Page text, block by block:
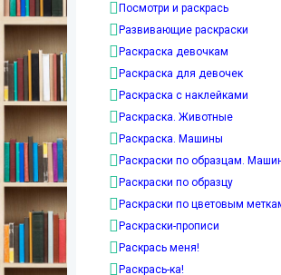
Посмотри и раскрась
Развивающие раскраски
Раскраска девочкам
Раскраска для девочек
Раскраска с наклейками
Раскраска. Животные
Раскраска. Машины
Раскраски по образцам.
Раскраски по образцу
Раскраски по цветовым
Раскраски-прописи
Раскрась меня!
Раскрась-ка!